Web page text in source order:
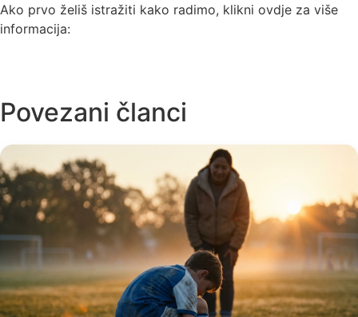
Ako prvo želiš istražiti kako radimo, klikni ovdje za više
informacija:
Povezani članci